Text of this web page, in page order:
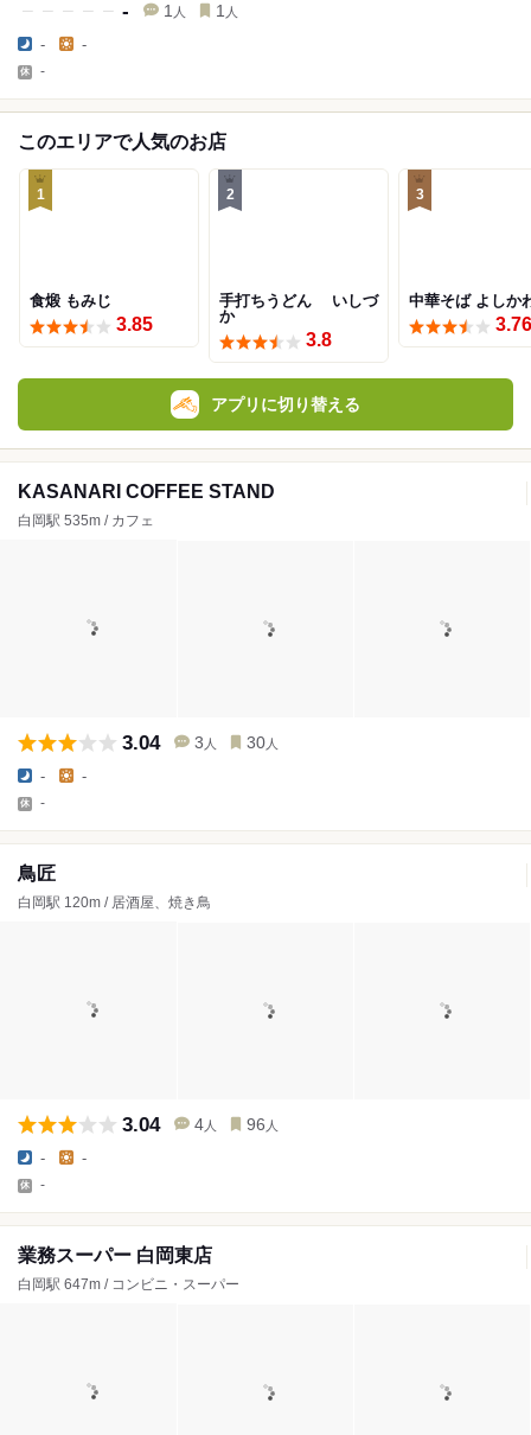
- 1 人 1 人
- -
-
このエリアで人気のお店
1
食煅 もみじ
3.85
2
手打ちうどん いしづ
か
3.8
3
中華そば よしか
3.76
アプリに切り替える
KASANARI COFFEE STAND
白岡駅 535m / カフェ
3.04 3 人 30 人
- -
-
鳥匠
白岡駅 120m / 居酒屋、焼き鳥
3.04 4 人 96 人
- -
-
業務スーパー 白岡東店
白岡駅 647m / コンビニ・スーパー